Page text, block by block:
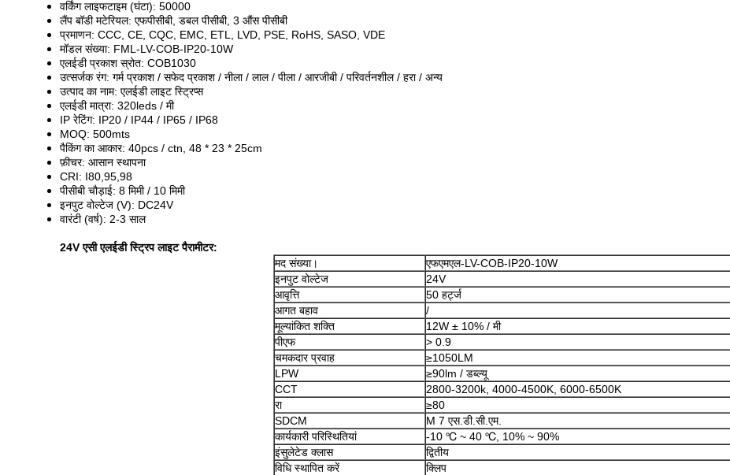
वर्किंग लाइफटाइम (घंटा): 50000
लैंप बॉडी मटेरियल: एफपीसीबी, डबल पीसीबी, 3 औंस पीसीबी
प्रमाणन: CCC, CE, CQC, EMC, ETL, LVD, PSE, RoHS, SASO, VDE
मॉडल संख्या: FML-LV-COB-IP20-10W
एलईडी प्रकाश स्रोत: COB1030
उत्सर्जक रंग: गर्म प्रकाश / सफेद प्रकाश / नीला / लाल / पीला / आरजीबी / परिवर्तनशील / हरा / अन्य
उत्पाद का नाम: एलईडी लाइट स्ट्रिप्स
एलईडी मात्रा: 320leds / मी
IP रेटिंग: IP20 / IP44 / IP65 / IP68
MOQ: 500mts
पैकिंग का आकार: 40pcs / ctn, 48 * 23 * 25cm
फ़ीचर: आसान स्थापना
CRI: I80,95,98
पीसीबी चौड़ाई: 8 मिमी / 10 मिमी
इनपुट वोल्टेज (V): DC24V
वारंटी (वर्ष): 2-3 साल
24V एसी एलईडी स्ट्रिप लाइट पैरामीटर:
मद संख्या।
एफएमएल-LV-COB-IP20-10W
इनपुट वोल्टेज
24V
आवृत्ति
50 हर्ट्ज
आगत बहाव
/
मूल्यांकित शक्ति
12W ± 10% / मी
पीएफ
> 0.9
चमकदार प्रवाह
≥1050LM
LPW
≥90lm / डब्ल्यू
CCT
2800-3200k, 4000-4500K, 6000-6500K
रा
≥80
SDCM
M 7 एस.डी.सी.एम.
कार्यकारी परिस्थितियां
-10 ℃ ~ 40 ℃, 10% ~ 90%
इंसुलेटेड क्लास
द्वितीय
विधि स्थापित करें
क्लिप